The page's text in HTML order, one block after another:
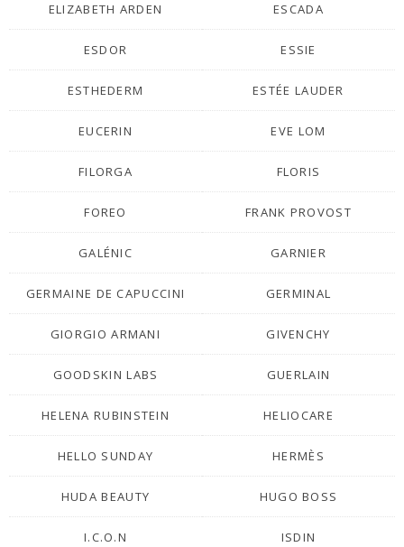
ELIZABETH ARDEN ESCADA
ESDOR ESSIE
ESTHEDERM ESTÉE LAUDER
EUCERIN EVE LOM
FILORGA FLORIS
FOREO FRANK PROVOST
GALÉNIC GARNIER
GERMAINE DE CAPUCCINI GERMINAL
GIORGIO ARMANI GIVENCHY
GOODSKIN LABS GUERLAIN
HELENA RUBINSTEIN HELIOCARE
HELLO SUNDAY HERMÈS
HUDA BEAUTY HUGO BOSS
I.C.O.N ISDIN